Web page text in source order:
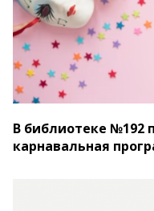
В библиотеке №192
карнавальная